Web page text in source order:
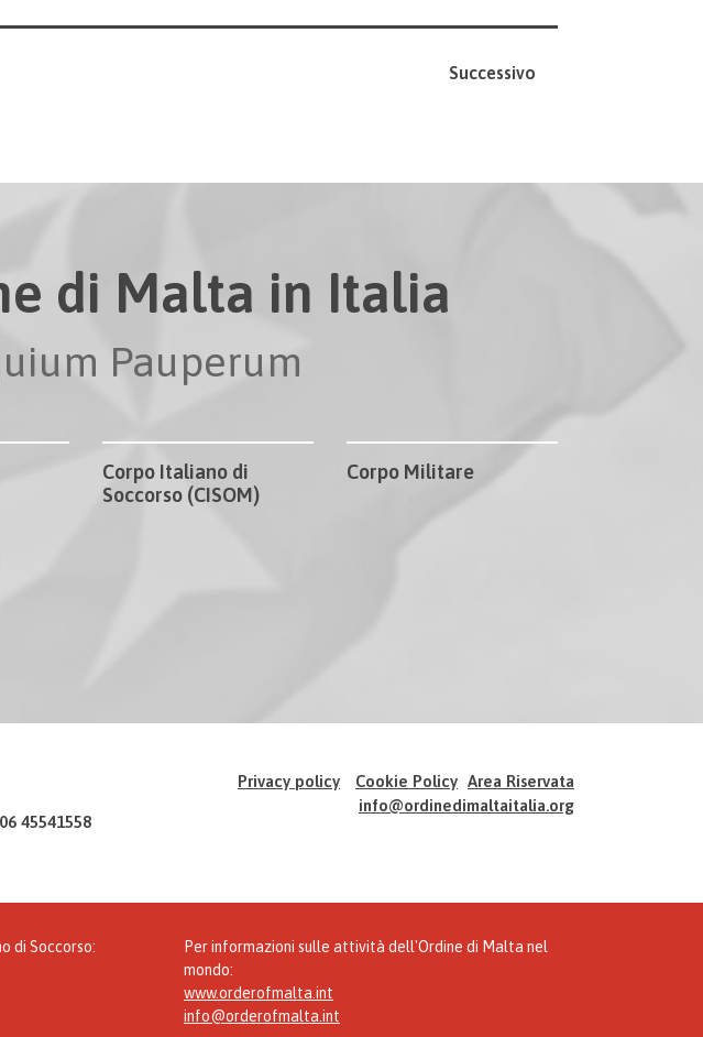
Successivo
di Malta in Italia
Pauperum
Corpo Italiano di
Soccorso (CISOM)
Corpo Militare
45541558
Privacy policy Cookie Policy Area Riservata
info@ordinedimaltaitalia.org
di Soccorso:
Per informazioni sulle attività dell'Ordine di Malta nel
mondo:
www.orderofmalta.int
info@orderofmalta.int